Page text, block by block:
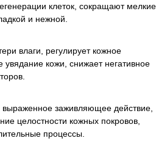
клеток, сокращают мелкие
и нежной.
влаги, регулирует кожное
кожи, снижает негативное
выраженное заживляющее действие,
целостности кожных покровов,
процессы.